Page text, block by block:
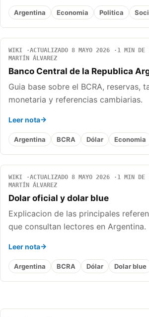
Argentina Economia Politica
WIKI ACTUALIZADO 8 MAYO 2026
1 MIN DE
MARTÍN ÁLVAREZ
Banco Central de la Republica
Guia base sobre el BCRA, reservas,
monetaria y referencias cambiarias.
Leer nota
Argentina BCRA Dólar Economia
WIKI ACTUALIZADO 8 MAYO 2026
1 MIN DE
MARTÍN ÁLVAREZ
Dolar oficial y dolar blue
Explicacion de las principales
que consultan lectores en Argentina.
Leer nota
Argentina BCRA Dólar Dolar blue